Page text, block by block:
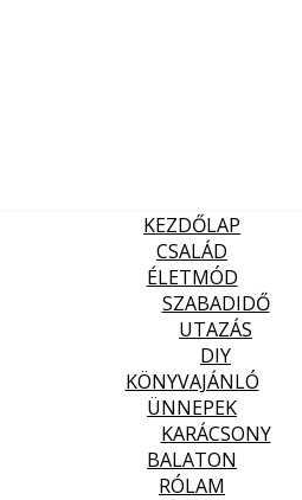
KEZDŐLAP
CSALÁD
ÉLETMÓD
SZABADIDŐ
UTAZÁS
DIY
KÖNYVAJÁNLÓ
ÜNNEPEK
KARÁCSONY
BALATON
RÓLAM